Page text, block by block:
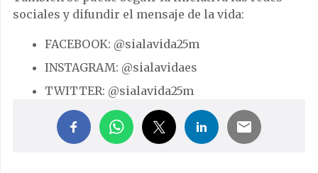
sociales y difundir el mensaje de la vida:
FACEBOOK: @sialavida25m
INSTAGRAM: @sialavidaes
TWITTER: @sialavida25m